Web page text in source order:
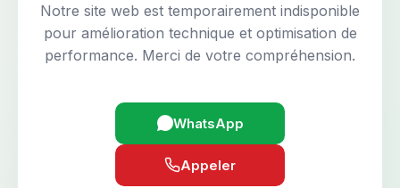
Notre site web est temporairement indisponible
pour amélioration technique et optimisation de
performance. Merci de votre compréhension.
WhatsApp
Appeler